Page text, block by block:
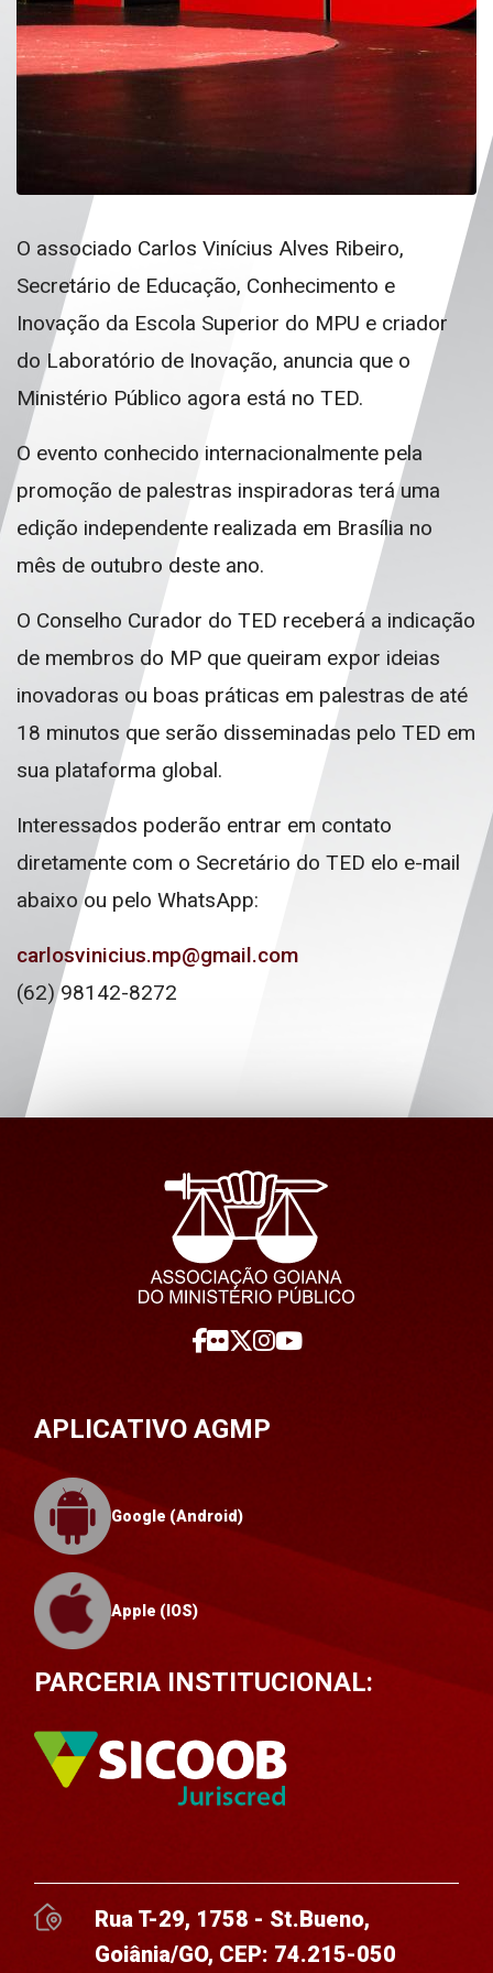
O associado Carlos Vinícius Alves Ribeiro,
Secretário de Educação, Conhecimento e
Inovação da Escola Superior do MPU e criador
do Laboratório de Inovação, anuncia que o
Ministério Público agora está no TED.
O evento conhecido internacionalmente pela
promoção de palestras inspiradoras terá uma
edição independente realizada em Brasília no
mês de outubro deste ano.
O Conselho Curador do TED receberá a indicação
de membros do MP que queiram expor ideias
inovadoras ou boas práticas em palestras de até
18 minutos que serão disseminadas pelo TED em
sua plataforma global.
Interessados poderão entrar em contato
diretamente com o Secretário do TED elo e-mail
abaixo ou pelo WhatsApp:
carlosvinicius.mp@gmail.com
(62) 98142-8272
APLICATIVO AGMP
Google (Android)
Apple (IOS)
PARCERIA INSTITUCIONAL:
Rua T-29, 1758 - St.Bueno,
Goiânia/GO, CEP: 74.215-050